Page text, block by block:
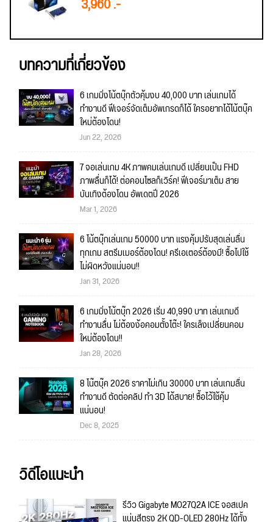
บทความที่เกี่ยวข้อง
6 เกมมิ่งโน้ตบุ๊กตัวคุ้มงบ 40,000 บาท เล่นเกมได้
ทำงานดี ฟีเจอร์จัดเต็มอัพเกรดก็ได้ ใครอยากได้โน้ตบุ๊ค
ใหม่ต้องโดน!
Jun 22, 2026
7 จอเล่นเกม 4K ภาพคมเล่นเกมดี เปลี่ยนเป็น FHD
ภาพลื่นก็ได้! ต่อคอนโซลก็เวิร์ค! ฟีเจอร์มาเต็ม สาย
บันเทิงต้องโดน อัพเดตปี 2026
Mar 1, 2026
6 โน้ตบุ๊กเล่นเกม 50000 บาท แรงคุ้มปรับสุดเล่นลื่น
ทุกเกม สตรีมเมอร์ต้องโดน! ครีเอเตอร์ต้องมี! ซื้อไปใช้
ไม่ผิดหวังแน่นอน!!
Jan 31, 2026
6 เกมมิ่งโน้ตบุ๊ก 2026 เริ่ม 40,990 บาท เล่นเกมดี
ทำงานลื่น ไม่ต้องง้อคอมตั้งโต๊ะ! ใครเล็งเปลี่ยนคอม
ใหม่ต้องโดน!!
Jan 28, 2026
8 โน๊ตบุ๊ค 2026 ราคาไม่เกิน 30000 บาท เล่นเกมลื่น
ทำงานดี ตัดต่อคลิป ทำ 3D ได้สบาย! ซื้อไว้ใช้คุ้ม
แน่นอน!
Dec 8, 2025
วิดีโอแนะนำ
รีวิว Gigabyte MO27Q2A ICE จอสเปค